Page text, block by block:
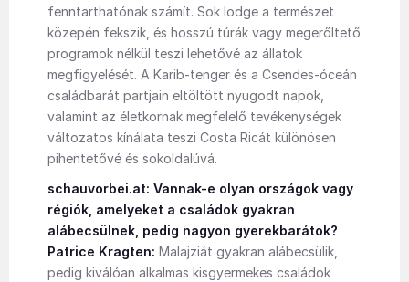
fenntarthatónak számít. Sok lodge a természet
közepén fekszik, és hosszú túrák vagy megerőltető
programok nélkül teszi lehetővé az állatok
megfigyelését. A Karib-tenger és a Csendes-óceán
családbarát partjain eltöltött nyugodt napok,
valamint az életkornak megfelelő tevékenységek
változatos kínálata teszi Costa Ricát különösen
pihentetővé és sokoldalúvá.
schauvorbei.at: Vannak-e olyan országok vagy
régiók, amelyeket a családok gyakran
alábecsülnek, pedig nagyon gyerekbarátok?
Patrice Kragten: Malajziát gyakran alábecsülik,
pedig kiválóan alkalmas kisgyermekes családok